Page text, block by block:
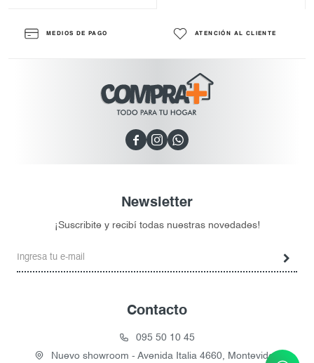
MEDIOS DE PAGO ATENCIÓN AL CLIENTE
  
Contacto
095 50 10 45
Nuevo showroom - Avenida Italia 4660, Montevideo
Newsletter
¡Suscribite y recibí todas nuestras novedades!